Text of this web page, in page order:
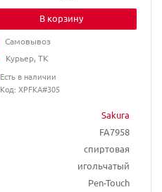
Sakura
FA7958
спиртовая
игольчатый
Pen-Touch
В корзину
Самовывоз
Курьер, ТК
Есть в наличии
Код: XPFKA#305